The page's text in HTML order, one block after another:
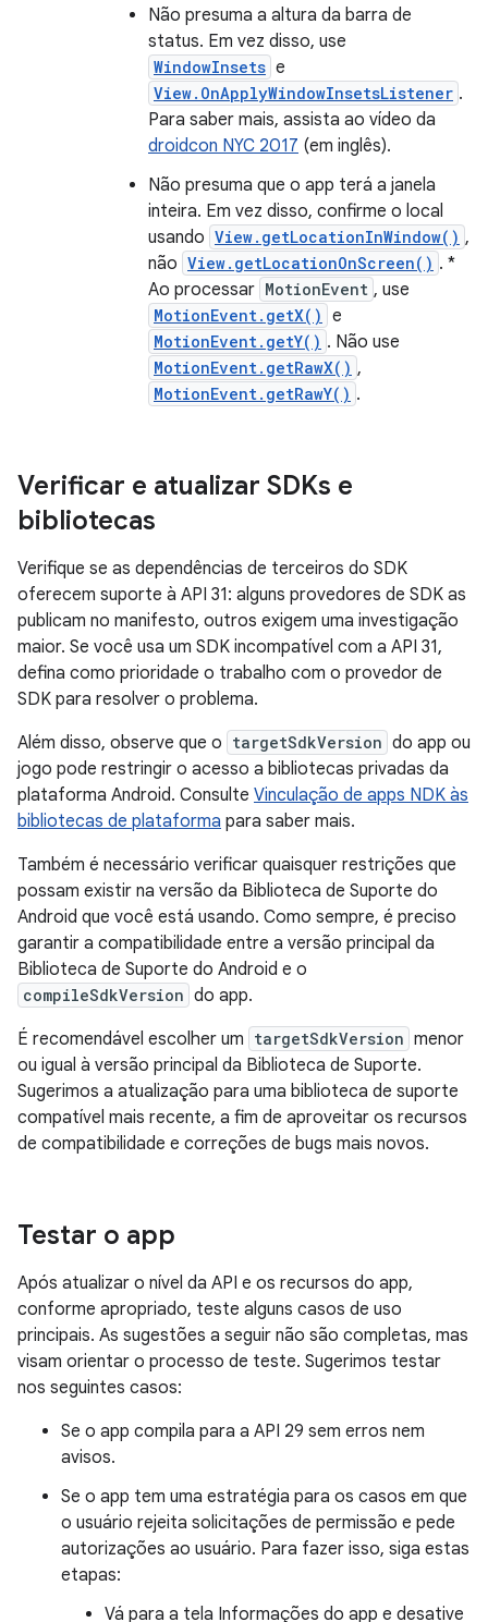
Não presuma a altura da barra de
status. Em vez disso, use
WindowInsets e
View.OnApplyWindowInsetsListener .
Para saber mais, assista ao vídeo da
droidcon NYC 2017 (em inglês).
Não presuma que o app terá a janela
inteira. Em vez disso, confirme o local
usando View.getLocationInWindow() ,
não View.getLocationOnScreen() . *
Ao processar MotionEvent , use
MotionEvent.getX() e
MotionEvent.getY() . Não use
MotionEvent.getRawX() ,
MotionEvent.getRawY() .
Verificar e atualizar SDKs e
bibliotecas
Verifique se as dependências de terceiros do SDK
oferecem suporte à API 31: alguns provedores de SDK as
publicam no manifesto, outros exigem uma investigação
maior. Se você usa um SDK incompatível com a API 31,
defina como prioridade o trabalho com o provedor de
SDK para resolver o problema.
Além disso, observe que o targetSdkVersion do app ou
jogo pode restringir o acesso a bibliotecas privadas da
plataforma Android. Consulte Vinculação de apps NDK às
bibliotecas de plataforma para saber mais.
Também é necessário verificar quaisquer restrições que
possam existir na versão da Biblioteca de Suporte do
Android que você está usando. Como sempre, é preciso
garantir a compatibilidade entre a versão principal da
Biblioteca de Suporte do Android e o
compileSdkVersion do app.
É recomendável escolher um targetSdkVersion menor
ou igual à versão principal da Biblioteca de Suporte.
Sugerimos a atualização para uma biblioteca de suporte
compatível mais recente, a fim de aproveitar os recursos
de compatibilidade e correções de bugs mais novos.
Testar o app
Após atualizar o nível da API e os recursos do app,
conforme apropriado, teste alguns casos de uso
principais. As sugestões a seguir não são completas, mas
visam orientar o processo de teste. Sugerimos testar
nos seguintes casos:
Se o app compila para a API 29 sem erros nem
avisos.
Se o app tem uma estratégia para os casos em que
o usuário rejeita solicitações de permissão e pede
autorizações ao usuário. Para fazer isso, siga estas
etapas:
Vá para a tela Informações do app e desative